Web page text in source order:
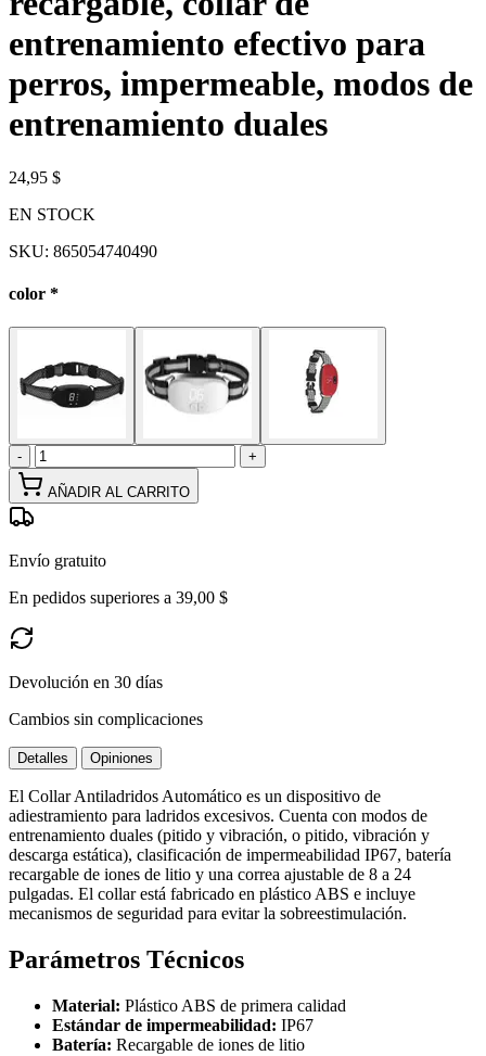
entrenamiento efectivo para
perros, impermeable, modos de
entrenamiento duales
24,95 $
EN STOCK
SKU: 865054740490
color *
- +
AÑADIR AL CARRITO
Envío gratuito
En pedidos superiores a 39,00 $
Devolución en 30 días
Cambios sin complicaciones
Detalles Opiniones
El Collar Antiladridos Automático es un dispositivo de
adiestramiento para ladridos excesivos. Cuenta con modos de
entrenamiento duales (pitido y vibración, o pitido, vibración y
descarga estática), clasificación de impermeabilidad IP67, batería
recargable de iones de litio y una correa ajustable de 8 a 24
pulgadas. El collar está fabricado en plástico ABS e incluye
mecanismos de seguridad para evitar la sobreestimulación.
Parámetros Técnicos
Material: Plástico ABS de primera calidad
Estándar de impermeabilidad: IP67
Batería: Recargable de iones de litio